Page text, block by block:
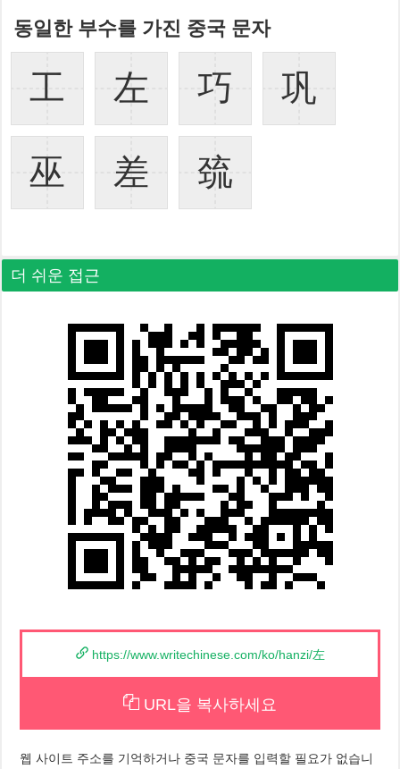
동일한 부수를 가진 중국 문자
工 左 巧 巩
巫 差 巯
더 쉬운 접근
https://www.writechinese.com/ko/hanzi/左
URL을 복사하세요
웹 사이트 주소를 기억하거나 중국 문자를 입력할 필요가 없습니